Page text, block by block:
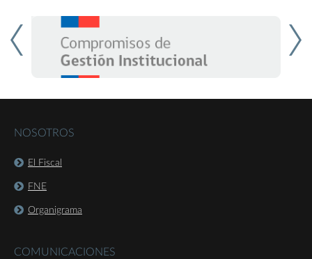
NOSOTROS
El Fiscal
FNE
Organigrama
COMUNICACIONES